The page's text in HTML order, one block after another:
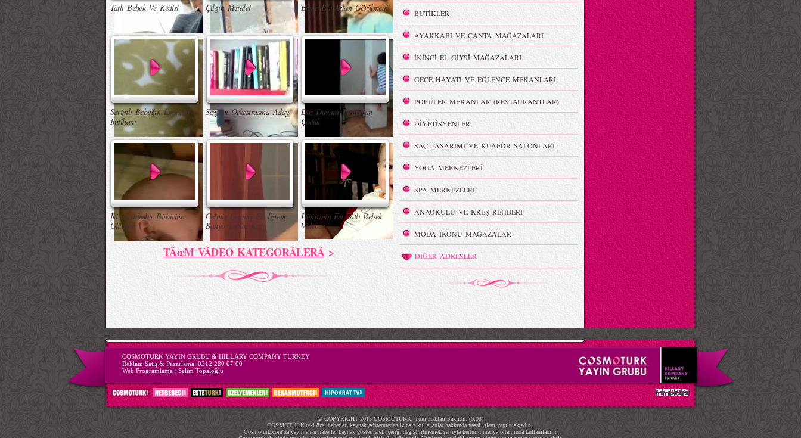
Tatlı Bebek Ve Kedisi Çılgın Metalci Böyle Bir Aslan Görülmedi
Sevimli Bebeğin Limonla
İmtihanı
Senfoni Orkestrasına Aday
Düz Duvara Tırmanan
Çocuk
İkiz Kardeşler Birbirine
Gülüyor
Gelmiş Geçmiş En İğrenç
Banyo Yapan Kız
Dünyanın En Tatlı Bebek
Videosu
TÃœM VÃDEO KATEGORÃLERÃ>
BUTİKLER
AYAKKABI VE ÇANTA MAĞAZALARI
İKİNCİ EL GİYSİ MAĞAZALARI
GECE HAYATI VE EĞLENCE MEKANLARI
POPÜLER MEKANLAR (RESTAURANTLAR)
DİYETİSYENLER
SAÇ TASARIMI VE KUAFÖR SALONLARI
YOGA MERKEZLERİ
SPA MERKEZLERİ
ANAOKULU VE KREŞ REHBERİ
MODA İKONU MAĞAZALAR
DİĞER ADRESLER
-->
COSMOTURK YAYIN GRUBU & HILLARY COMPANY TURKEY
Reklam Satış & Pazarlama: 0212 280 07 00
Web Programlama : Selim Topaloğlu
© COPYRIGHT 2015 COSMOTURK, Tüm Hakları Saklıdır. (0,03)
COSMOTURK'teki özel haberleri kaynak göstermeden izinsiz kullananlar hakkında yasal işlem yapılmaktadır...
Cosmoturk.com'da yayınlanan haberler kaynak gösterilerek içeriği değiştirilmemek şartıyla hertürlü medya ortamında kullanılabilir.